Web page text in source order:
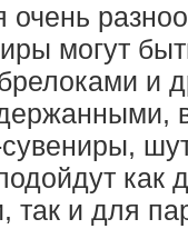
очень
могут
и
как
так и для